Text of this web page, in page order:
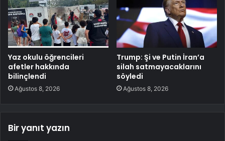
Yaz okulu öğrencileri
afetler hakkında
bilinçlendi
Ağustos 8, 2026
Trump: Şi ve Putin İran’a
silah satmayacaklarını
söyledi
Ağustos 8, 2026
Bir yanıt yazın